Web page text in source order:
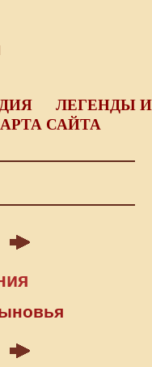
ЛЕГЕНДЫ И
САЙТА